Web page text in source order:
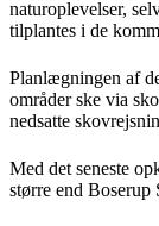
naturoplevelser,
tilplantes i de
Planlægningen af
områder ske via
nedsatte
Med det seneste
større end Boserup